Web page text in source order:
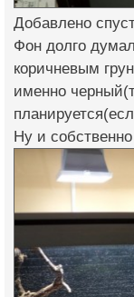
Добавлено
Фон долго
коричневым
именно
Ну и собственно